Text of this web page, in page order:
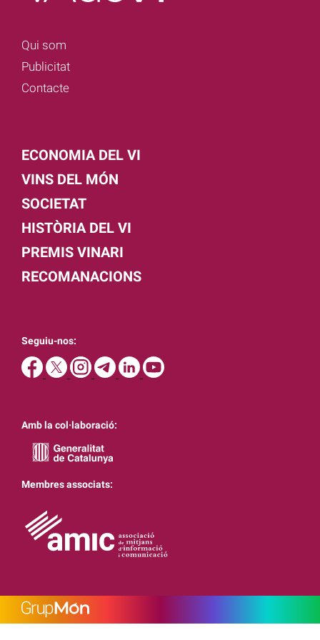
Qui som
Publicitat
Contacte
ECONOMIA DEL VI
VINS DEL MÓN
SOCIETAT
HISTÒRIA DEL VI
PREMIS VINARI
RECOMANACIONS
Seguiu-nos:
Amb la col·laboració:
Membres associats: